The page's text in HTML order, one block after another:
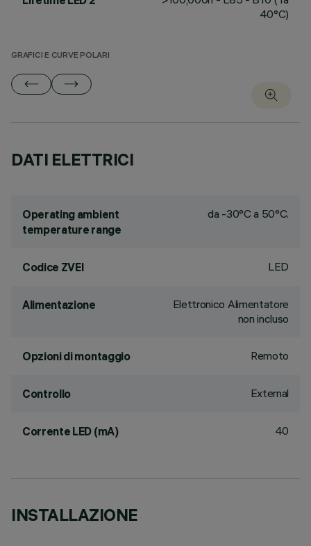
40°C)
GRAFICI E CURVE POLARI
DATI ELETTRICI
Operating ambient
temperature range
da -30°C a 50°C.
Codice ZVEI LED
Alimentazione
Elettronico Alimentatore
non incluso
Opzioni di montaggio Remoto
Controllo External
Corrente LED (mA) 40
INSTALLAZIONE